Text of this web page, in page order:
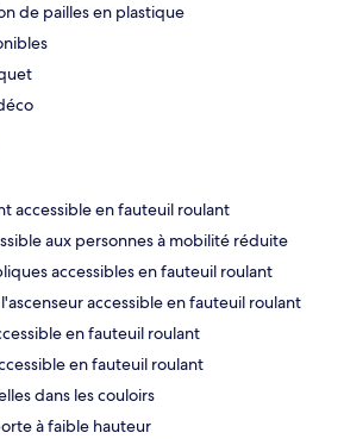
de pailles en plastique
accessible en fauteuil roulant
aux personnes à mobilité réduite
accessibles en fauteuil roulant
accessible en fauteuil roulant
en fauteuil roulant
en fauteuil roulant
dans les couloirs
à faible hauteur